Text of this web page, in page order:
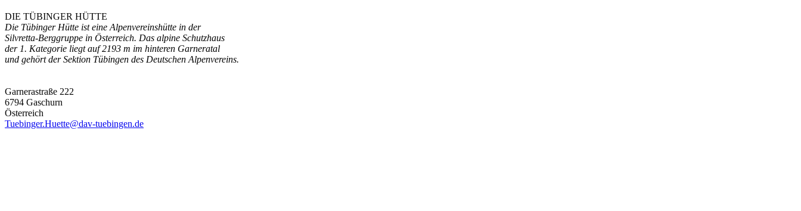
DIE TÜBINGER HÜTTE
Die Tübinger Hütte ist eine Alpenvereinshütte in der
Silvretta-Berggruppe in Österreich. Das alpine Schutzhaus
der 1. Kategorie liegt auf 2193 m im hinteren Garneratal
und gehört der Sektion Tübingen des Deutschen Alpenvereins.
Garnerastraße 222
6794 Gaschurn
Österreich
Tuebinger.Huette@dav-tuebingen.de